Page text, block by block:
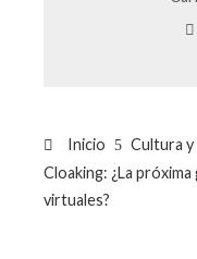
Inicio
Cultura y
Cloaking: ¿La
virtuales?